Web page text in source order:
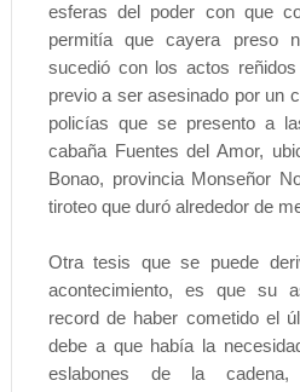
esferas del poder con que
permitía que cayera preso
sucedió con los actos
previo a ser asesinado por un
policías que se presento a
cabaña Fuentes del Amor,
Bonao, provincia Monseñor
tiroteo que duró alrededor de
Otra tesis que se puede
acontecimiento, es que su
record de haber cometido el
debe a que había la
eslabones de la